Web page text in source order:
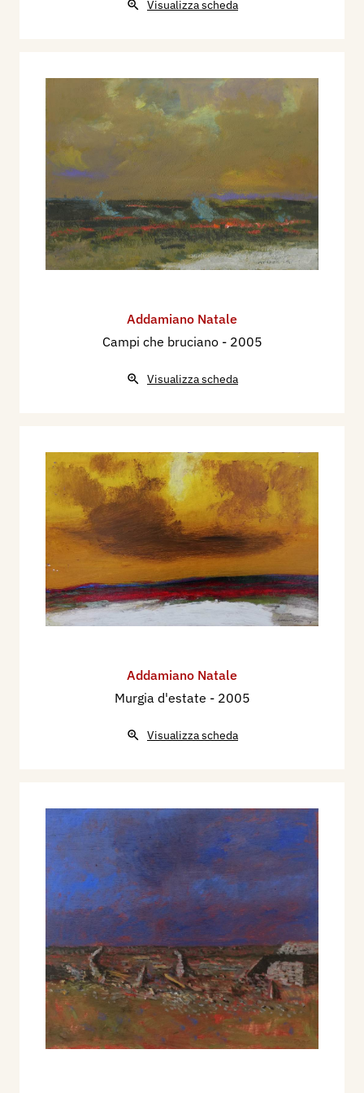
Visualizza scheda
Addamiano Natale
Campi che bruciano - 2005
Visualizza scheda
Addamiano Natale
Murgia d'estate - 2005
Visualizza scheda